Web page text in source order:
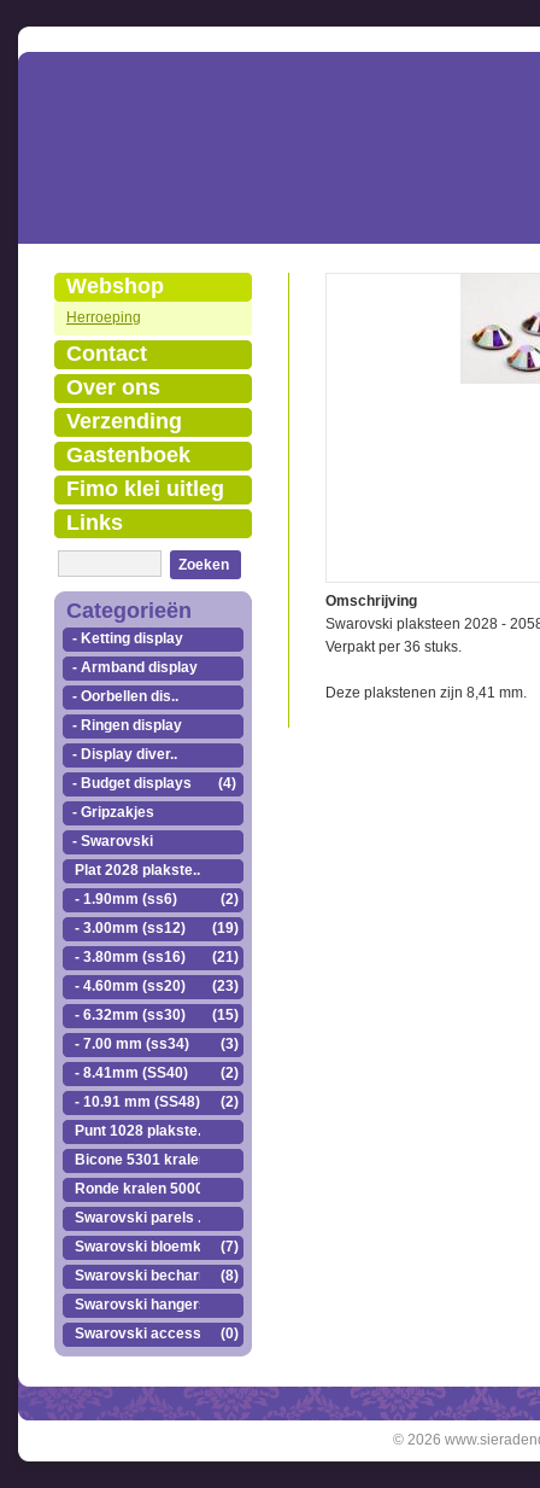
Webshop
Herroeping
Contact
Over ons
Verzending
Gastenboek
Fimo klei uitleg
Links
Zoeken
Categorieën
- Ketting display
- Armband display
- Oorbellen dis..
- Ringen display
- Display diver..
- Budget displays
(4)
- Gripzakjes
- Swarovski
Plat 2028 plakste..
- 1.90mm (ss6)
(2)
- 3.00mm (ss12)
(19)
- 3.80mm (ss16)
(21)
- 4.60mm (ss20)
(23)
- 6.32mm (ss30)
(15)
- 7.00 mm (ss34)
(3)
- 8.41mm (SS40)
(2)
- 10.91 mm (SS48)
(2)
Punt 1028 plakste..
Bicone 5301 kralen.
Ronde kralen 5000
Swarovski parels ..
Swarovski bloemkr..
(7)
Swarovski becharmed(8)
Swarovski hangers
Swarovski accesso..
(0)
Omschrijving
Swarovski plaksteen 2028 -
Verpakt per 36 stuks.
Deze plakstenen zijn 8,41 mm.
© 2026